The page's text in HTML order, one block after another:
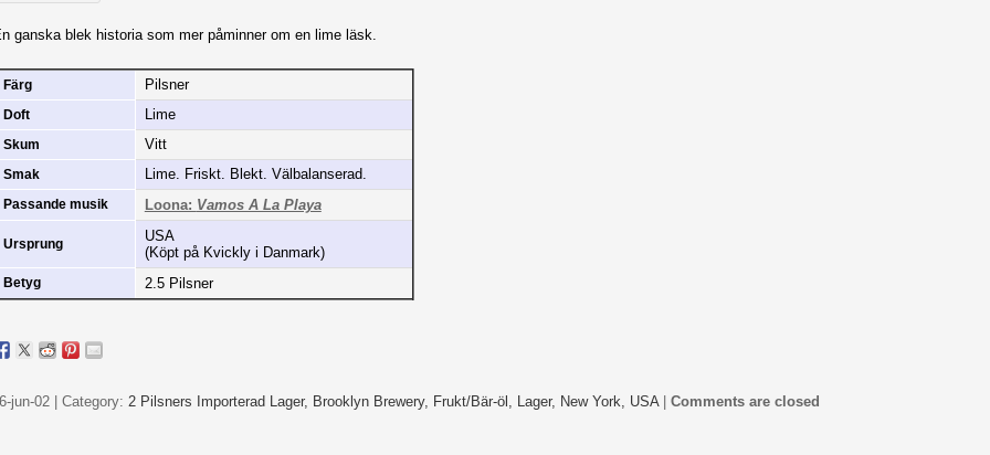
ganska blek historia som mer påminner om en lime läsk.
Färg Pilsner
Doft Lime
Skum Vitt
Smak Lime. Friskt. Blekt. Välbalanserad.
Passande musik Loona: Vamos A La Playa
Ursprung
USA
(Köpt på Kvickly i Danmark)
Betyg 2.5 Pilsner
jun-02 | Category: 2 Pilsners Importerad Lager, Brooklyn Brewery, Frukt/Bär-öl, Lager, New York, USA| Comments are closed